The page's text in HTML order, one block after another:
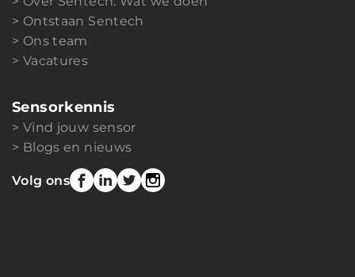
Ontstaan Sentech
Ons team
Vacatures
Sensorkennis
Vind jouw sensor
Blogs en nieuws
Volg ons